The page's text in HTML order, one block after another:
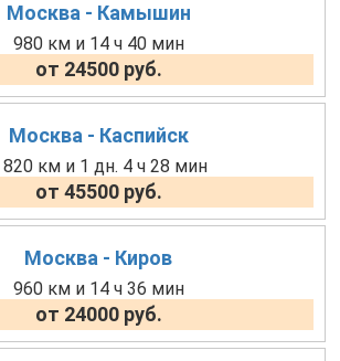
Москва - Камышин
980 км и 14 ч 40 мин
от 24500 руб.
Москва - Каспийск
820 км и 1 дн. 4 ч 28 мин
от 45500 руб.
Москва - Киров
960 км и 14 ч 36 мин
от 24000 руб.